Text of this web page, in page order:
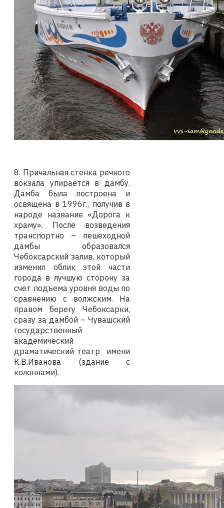
8. Причальная стенка речного
вокзала упирается в дамбу.
Дамба была построена и
освящена в 1996г., получив в
народе название «Дорога к
храму». После возведения
транспортно – пешеходной
дамбы образовался
Чебоксарский залив, который
изменил облик этой части
города в лучшую сторону за
счет подъема уровня воды по
сравнению с волжским. На
правом берегу Чебоксарки,
сразу за дамбой – Чувашский
государственный
академический
драматический театр имени
К.В.Иванова (здание с
колоннами).